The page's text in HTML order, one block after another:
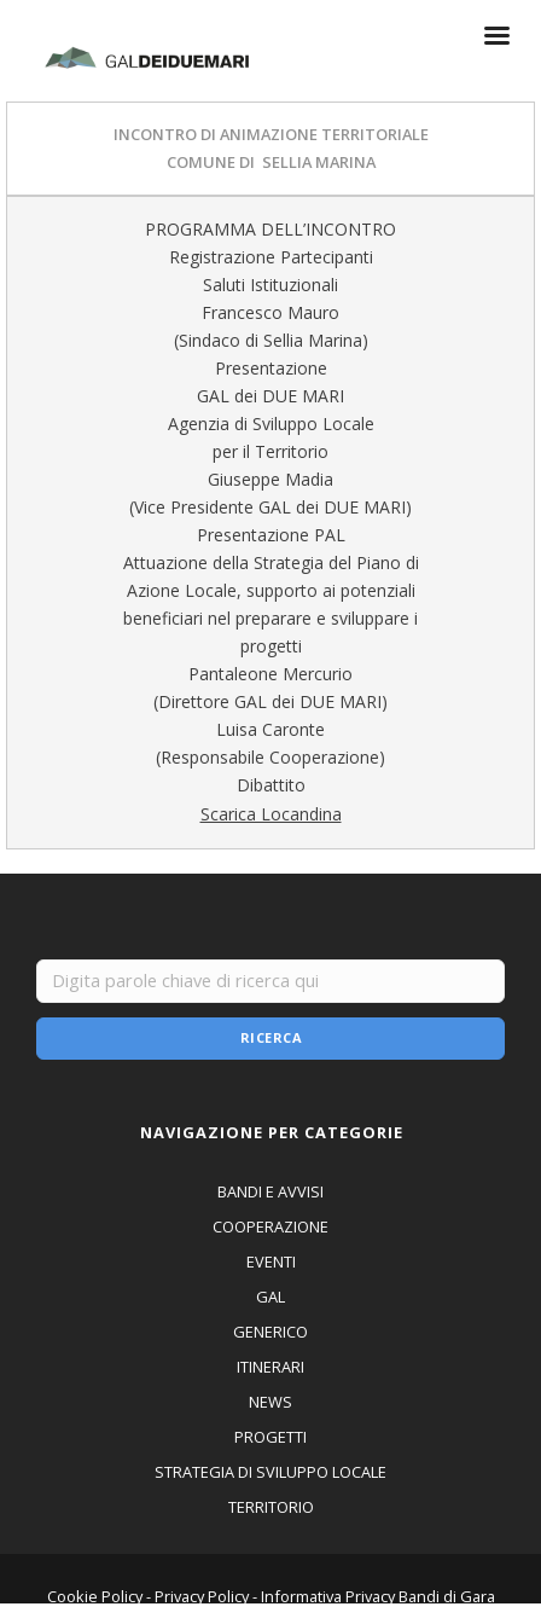
INCONTRO DI ANIMAZIONE TERRITORIALE
COMUNE DI SELLIA MARINA
PROGRAMMA DELL’INCONTRO
Registrazione Partecipanti
Saluti Istituzionali
Francesco Mauro
(Sindaco di Sellia Marina)
Presentazione
GAL dei DUE MARI
Agenzia di Sviluppo Locale
per il Territorio
Giuseppe Madia
(Vice Presidente GAL dei DUE MARI)
Presentazione PAL
Attuazione della Strategia del Piano di
Azione Locale, supporto ai potenziali
beneficiari nel preparare e sviluppare i
progetti
Pantaleone Mercurio
(Direttore GAL dei DUE MARI)
Luisa Caronte
(Responsabile Cooperazione)
Dibattito
Scarica Locandina
RICERCA
NAVIGAZIONE PER CATEGORIE
BANDI E AVVISI
COOPERAZIONE
EVENTI
GAL
GENERICO
ITINERARI
NEWS
PROGETTI
STRATEGIA DI SVILUPPO LOCALE
TERRITORIO
Cookie Policy-Privacy Policy-Informativa Privacy Bandi di Gara